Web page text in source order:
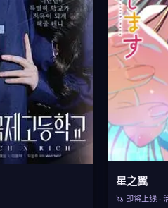
星之翼
🦄 即将上线 ·